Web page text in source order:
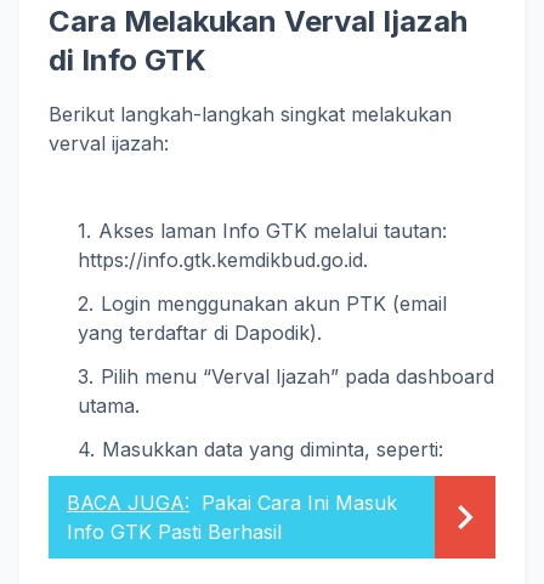
Cara Melakukan Verval Ijazah
di Info GTK
Berikut langkah-langkah singkat melakukan
verval ijazah:
Akses laman Info GTK melalui tautan:
https://info.gtk.kemdikbud.go.id.
Login menggunakan akun PTK (email
yang terdaftar di Dapodik).
Pilih menu “Verval Ijazah” pada dashboard
utama.
Masukkan data yang diminta, seperti:
BACA JUGA: Pakai Cara Ini Masuk
Info GTK Pasti Berhasil